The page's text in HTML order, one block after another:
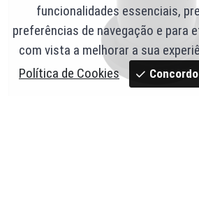
funcionalidades essenciais,
preferências de navegação e
com vista a melhorar a sua
Política de Cookies
Concordo